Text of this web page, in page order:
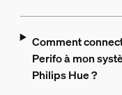
Comment
Perifo à mon
Philips Hue ?